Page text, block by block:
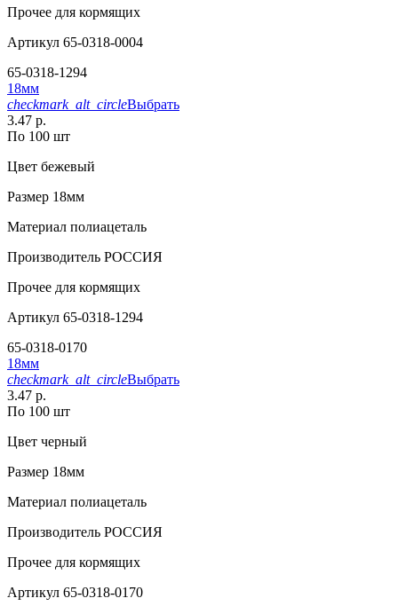
Прочее для кормящих
Артикул 65-0318-0004
65-0318-1294
18мм
checkmark_alt_circleВыбрать
3.47 р.
По 100 шт
Цвет бежевый
Размер 18мм
Материал полиацеталь
Производитель РОССИЯ
Прочее для кормящих
Артикул 65-0318-1294
65-0318-0170
18мм
checkmark_alt_circleВыбрать
3.47 р.
По 100 шт
Цвет черный
Размер 18мм
Материал полиацеталь
Производитель РОССИЯ
Прочее для кормящих
Артикул 65-0318-0170